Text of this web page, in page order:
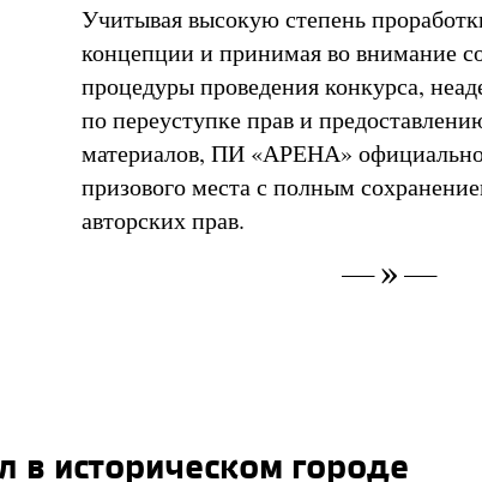
Учитывая высокую степень
концепции и принимая во внимание
процедуры проведения конкурса,
по переуступке прав и
материалов, ПИ «АРЕНА» официально
призового места с полным
авторских прав.
в историческом городе